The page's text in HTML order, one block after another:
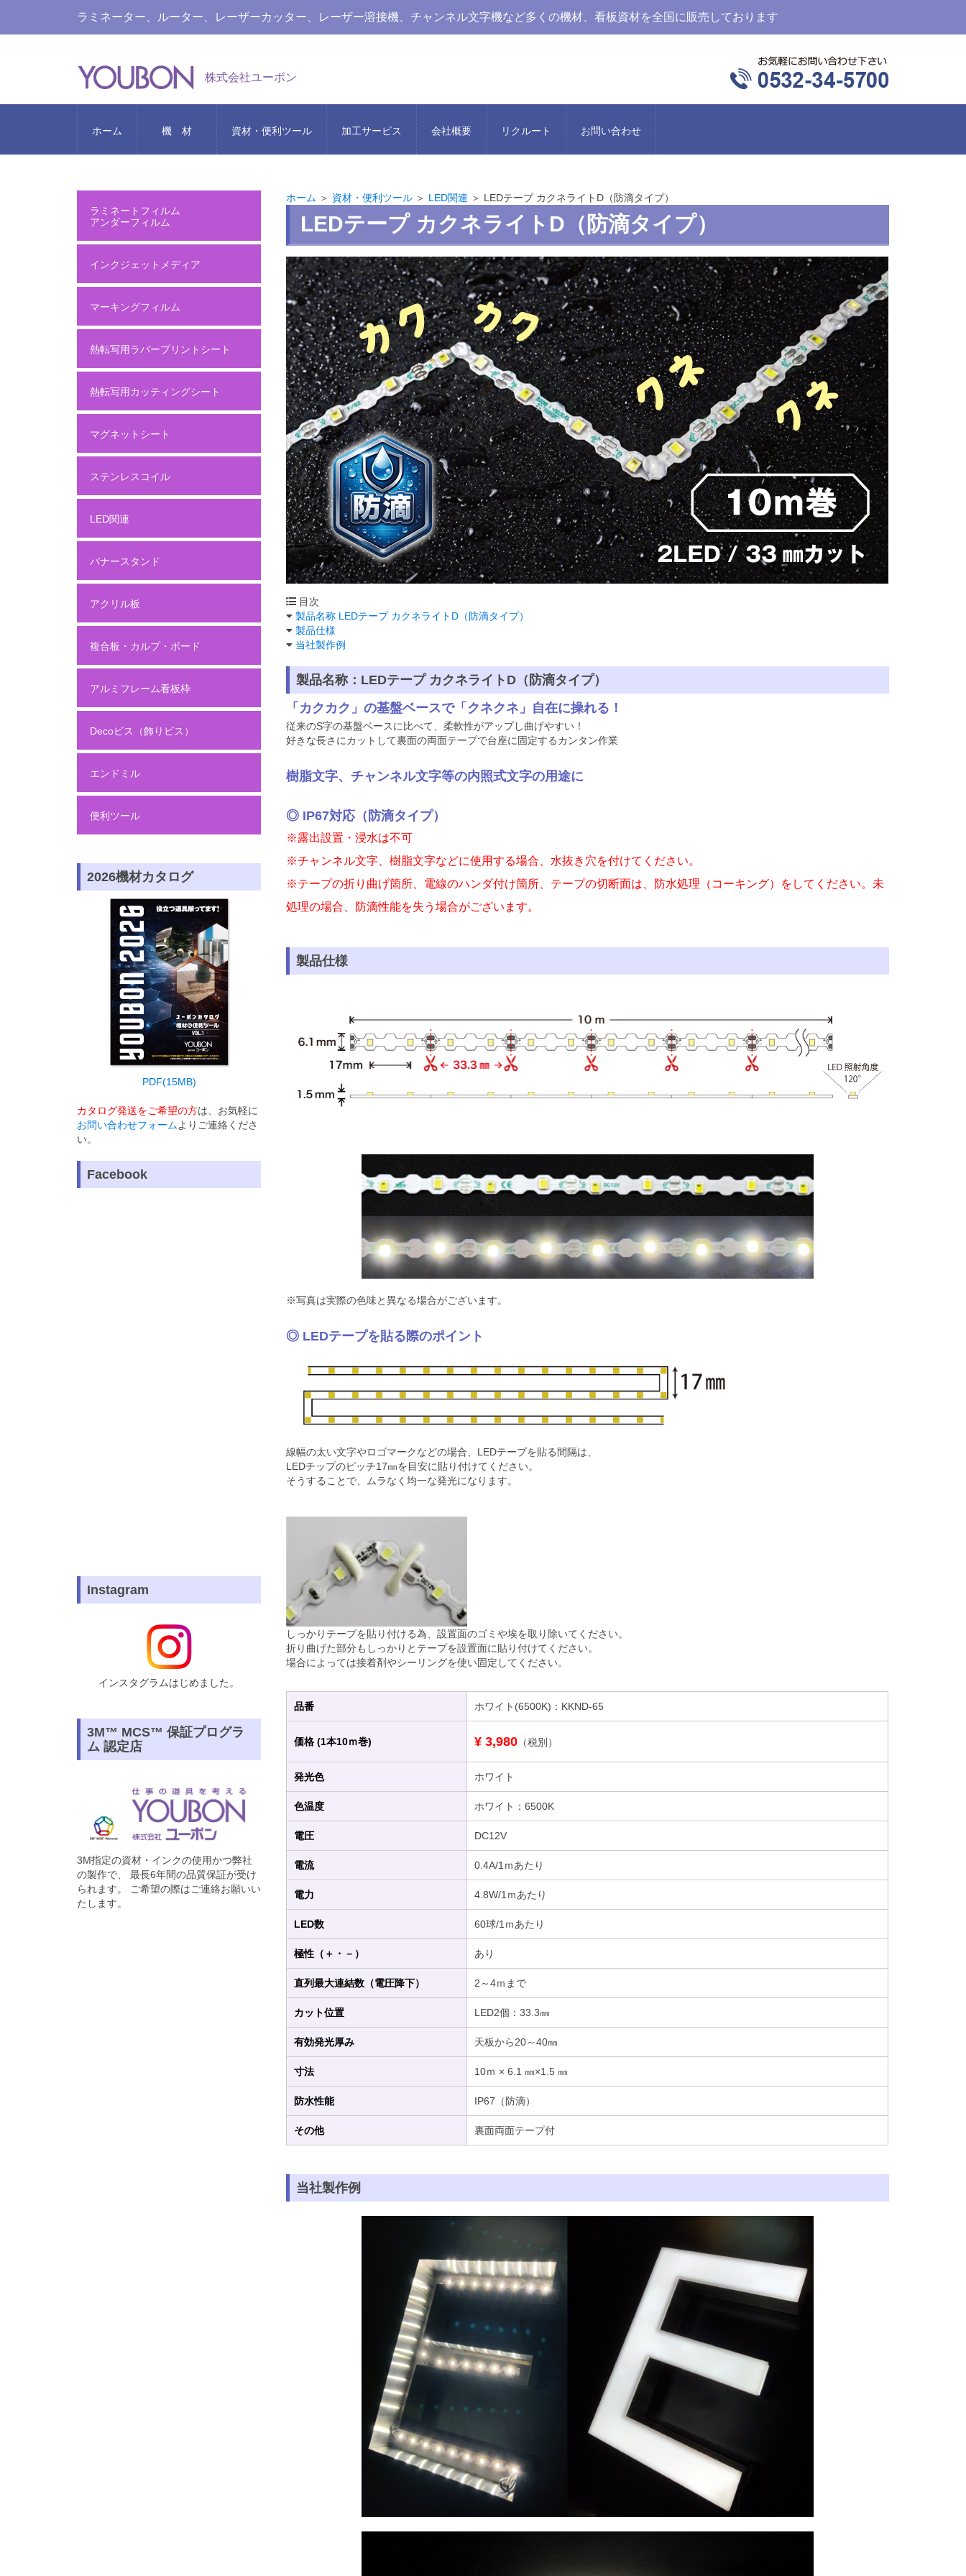
ラミネーター、ルーター、レーザーカッター、レーザー溶接機、チャンネル文字機など多くの機材、看板資材を全国に販売しております
株式会社ユーボン
ホーム 機 材 資材・便利ツール 加工サービス 会社概要 リクルート お問い合わせ
ラミネートフィルム
アンダーフィルム
インクジェットメディア
マーキングフィルム
熱転写用ラバープリントシート
熱転写用カッティングシート
マグネットシート
ステンレスコイル
LED関連
バナースタンド
アクリル板
複合板・カルプ・ボード
アルミフレーム看板枠
Decoビス（飾りビス）
エンドミル
便利ツール
2026機材カタログ
PDF(15MB)
カタログ発送をご希望の方は、お気軽に
お問い合わせフォームよりご連絡くださ
い。
Facebook
Instagram
インスタグラムはじめました。
3M™ MCS™ 保証プログラ
ム 認定店
3M指定の資材・インクの使用かつ弊社
の製作で、 最長6年間の品質保証が受け
られます。 ご希望の際はご連絡お願いい
たします。
ホーム ＞ 資材・便利ツール ＞ LED関連 ＞ LEDテープ カクネライトD（防滴タイプ）
LEDテープ カクネライトD（防滴タイプ）
目次
製品名称 LEDテープ カクネライトD（防滴タイプ）
製品仕様
当社製作例
製品名称：LEDテープ カクネライトD（防滴タイプ）
「カクカク」の基盤ベースで「クネクネ」自在に操れる！
従来のS字の基盤ベースに比べて、柔軟性がアップし曲げやすい！
好きな長さにカットして裏面の両面テープで台座に固定するカンタン作業
樹脂文字、チャンネル文字等の内照式文字の用途に
◎ IP67対応（防滴タイプ）
※露出設置・浸水は不可
※チャンネル文字、樹脂文字などに使用する場合、水抜き穴を付けてください。
※テープの折り曲げ箇所、電線のハンダ付け箇所、テープの切断面は、防水処理（コーキング）をしてください。未
処理の場合、防滴性能を失う場合がございます。
製品仕様
※写真は実際の色味と異なる場合がございます。
◎ LEDテープを貼る際のポイント
線幅の太い文字やロゴマークなどの場合、LEDテープを貼る間隔は、
LEDチップのピッチ17㎜を目安に貼り付けてください。
そうすることで、ムラなく均一な発光になります。
しっかりテープを貼り付ける為、設置面のゴミや埃を取り除いてください。
折り曲げた部分もしっかりとテープを設置面に貼り付けてください。
場合によっては接着剤やシーリングを使い固定してください。
品番 ホワイト(6500K)：KKND-65
価格 (1本10ｍ巻) ¥ 3,980 （税別）
発光色 ホワイト
色温度 ホワイト：6500K
電圧 DC12V
電流 0.4A/1ｍあたり
電力 4.8W/1ｍあたり
LED数 60球/1ｍあたり
極性（＋・－） あり
直列最大連結数（電圧降下） 2～4ｍまで
カット位置 LED2個：33.3㎜
有効発光厚み 天板から20～40㎜
寸法 10ｍ × 6.1 ㎜×1.5 ㎜
防水性能 IP67（防滴）
その他 裏面両面テープ付
当社製作例